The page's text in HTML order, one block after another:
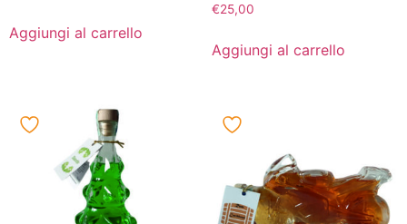
Aggiungi al carrello
€25,00
Aggiungi al carrello